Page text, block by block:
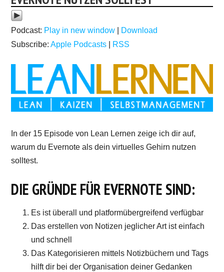
Podcast: Play in new window
Download
Subscribe:Apple Podcasts RSS
In der 15 Episode von Lean Lernen zeige ich dir auf,
warum du Evernote als dein virtuelles Gehirn nutzen
solltest.
DIE GRÜNDE FÜR EVERNOTE SIND:
Es ist überall und platformübergreifend verfügbar
Das erstellen von Notizen jeglicher Art ist einfach
und schnell
Das Kategorisieren mittels Notizbüchern und Tags
hilft dir bei der Organisation deiner Gedanken